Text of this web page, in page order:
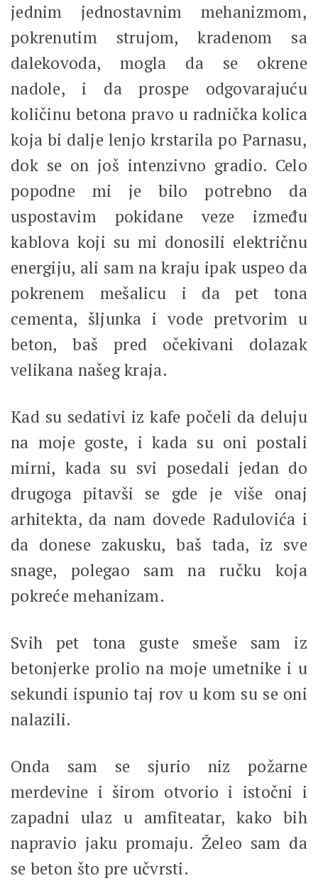
jednim jednostavnim mehanizmom,
pokrenutim strujom, kradenom sa
dalekovoda, mogla da se okrene
nadole, i da prospe odgovarajuću
količinu betona pravo u radnička kolica
koja bi dalje lenjo krstarila po Parnasu,
dok se on još intenzivno gradio. Celo
popodne mi je bilo potrebno da
uspostavim pokidane veze između
kablova koji su mi donosili električnu
energiju, ali sam na kraju ipak uspeo da
pokrenem mešalicu i da pet tona
cementa, šljunka i vode pretvorim u
beton, baš pred očekivani dolazak
velikana našeg kraja.
Kad su sedativi iz kafe počeli da deluju
na moje goste, i kada su oni postali
mirni, kada su svi posedali jedan do
drugoga pitavši se gde je više onaj
arhitekta, da nam dovede Radulovića i
da donese zakusku, baš tada, iz sve
snage, polegao sam na ručku koja
pokreće mehanizam.
Svih pet tona guste smeše sam iz
betonjerke prolio na moje umetnike i u
sekundi ispunio taj rov u kom su se oni
nalazili.
Onda sam se sjurio niz požarne
merdevine i širom otvorio i istočni i
zapadni ulaz u amfiteatar, kako bih
napravio jaku promaju. Želeo sam da
se beton što pre učvrsti.